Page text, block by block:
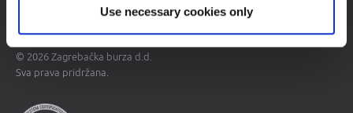
Use necessary cookies only
Zaštita osobnih podataka
© 2026 Zagrebačka burza d.d.
Sva prava pridržana.